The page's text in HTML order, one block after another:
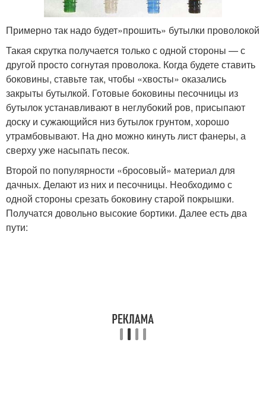
Примерно так надо будет»прошить» бутылки проволокой
Такая скрутка получается только с одной стороны — с
другой просто согнутая проволока. Когда будете ставить
боковины, ставьте так, чтобы «хвосты» оказались
закрыты бутылкой. Готовые боковины песочницы из
бутылок устанавливают в неглубокий ров, присыпают
доску и сужающийся низ бутылок грунтом, хорошо
утрамбовывают. На дно можно кинуть лист фанеры, а
сверху уже насыпать песок.
Второй по популярности «бросовый» материал для
дачных. Делают из них и песочницы. Необходимо с
одной стороны срезать боковину старой покрышки.
Получатся довольно высокие бортики. Далее есть два
пути: